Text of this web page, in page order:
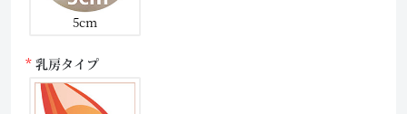
5cm
乳房タイプ